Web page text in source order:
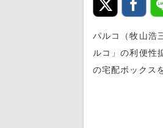
パルコ（牧山浩
ルコ」の利便性
の宅配ボックス